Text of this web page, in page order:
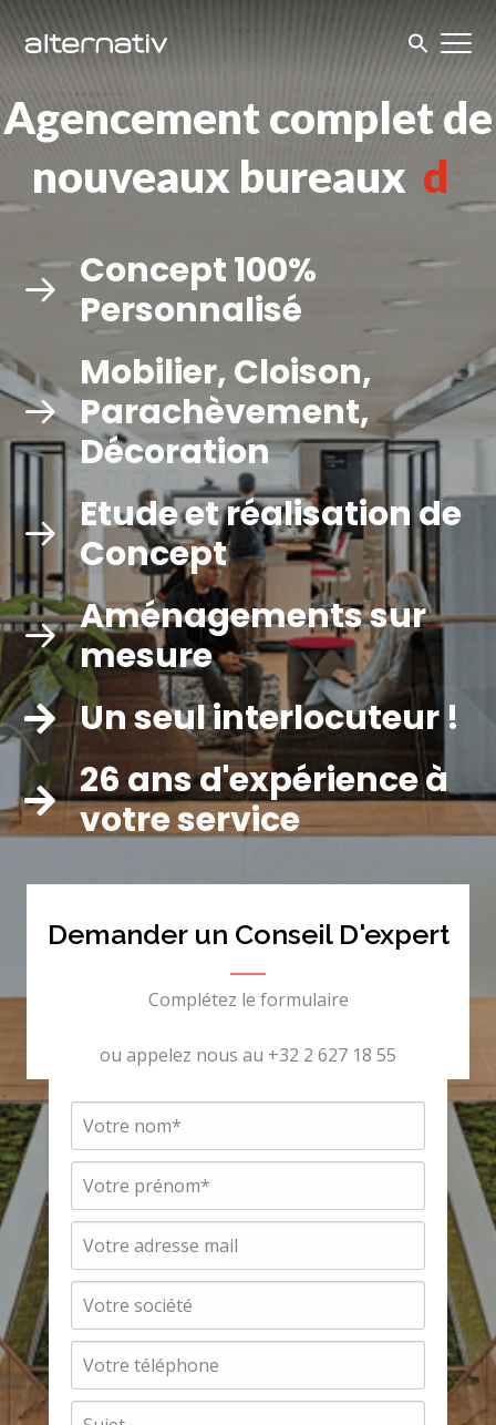
Skip
to
content
Agencement complet de
nouveaux bureaux
Concept 100%
Personnalisé
Mobilier, Cloison,
Parachèvement,
Décoration
Etude et réalisation de
Concept
Aménagements sur
mesure
Un seul interlocuteur !
26 ans d'expérience à
votre service
Demander un Conseil D'expert
Complétez le formulaire
ou appelez nous au +32 2 627 18 55